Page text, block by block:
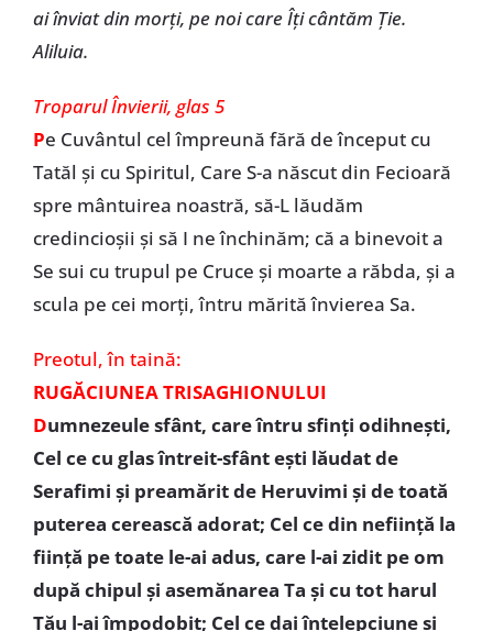
ai înviat din morţi, pe noi care Îţi cântăm Ţie.
Aliluia.
Troparul Învierii, glas 5
Pe Cuvântul cel împreună fără de început cu
Tatăl şi cu Spiritul, Care S-a născut din Fecioară
spre mântuirea noastră, să-L lăudăm
credincioşii şi să I ne închinăm; că a binevoit a
Se sui cu trupul pe Cruce şi moarte a răbda, şi a
scula pe cei morţi, întru mărită învierea Sa.
Preotul, în taină:
RUGĂCIUNEA TRISAGHIONULUI
Dumnezeule sfânt, care întru sfinţi odihneşti,
Cel ce cu glas întreit-sfânt eşti lăudat de
Serafimi şi preamărit de Heruvimi şi de toată
puterea cerească adorat; Cel ce din nefiinţă la
fiinţă pe toate le-ai adus, care l-ai zidit pe om
după chipul şi asemănarea Ta şi cu tot harul
Tău l-ai împodobit; Cel ce dai înţelepciune şi